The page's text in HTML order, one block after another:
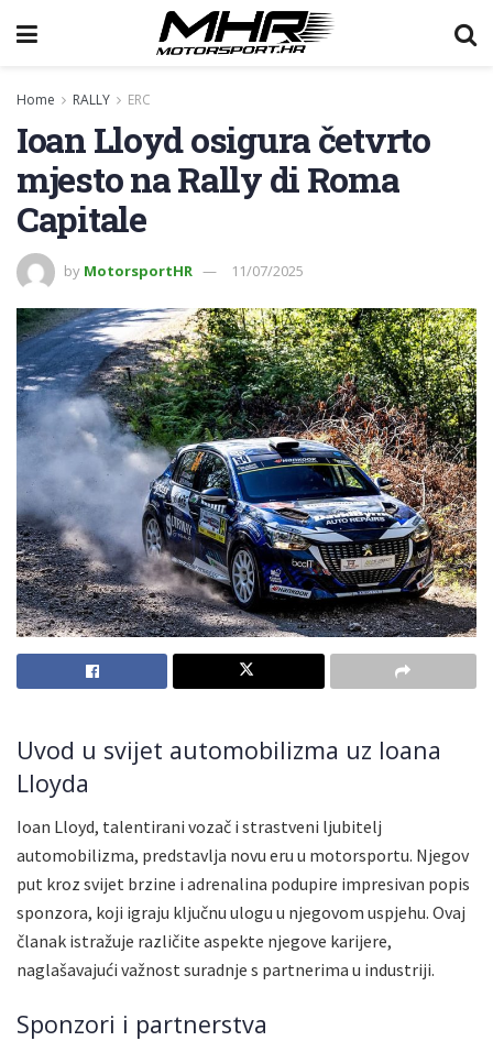
Home RALLY ERC
Ioan Lloyd osigura četvrto
mjesto na Rally di Roma
Capitale
by MotorsportHR 11/07/2025
Uvod u svijet automobilizma uz Ioana
Lloyda
Ioan Lloyd, talentirani vozač i strastveni ljubitelj
automobilizma, predstavlja novu eru u motorsportu. Njegov
put kroz svijet brzine i adrenalina podupire impresivan popis
sponzora, koji igraju ključnu ulogu u njegovom uspjehu. Ovaj
članak istražuje različite aspekte njegove karijere,
naglašavajući važnost suradnje s partnerima u industriji.
Sponzori i partnerstva